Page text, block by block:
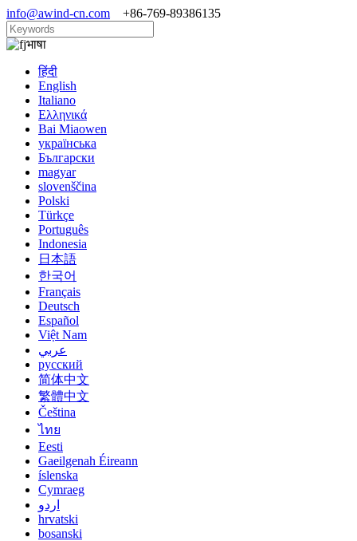
info@awind-cn.com +86-769-89386135
भाषा
हिंदी
English
Italiano
Ελληνικά
Bai Miaowen
українська
Български
magyar
slovenščina
Polski
Türkçe
Português
Indonesia
日本語
한국어
Français
Deutsch
Español
Việt Nam
عربي
русский
简体中文
繁體中文
Čeština
ไทย
Eesti
Gaeilgenah Éireann
íslenska
Cymraeg
اردو
hrvatski
bosanski